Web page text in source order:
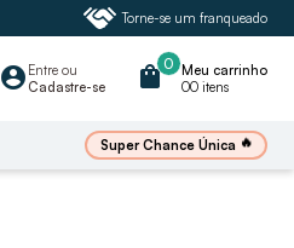
Torne-se um franqueado
account_circle Entre ou
Cadastre-se
0
shopping_bag
Meu carrinho
00 itens
Super Chance Única 🔥